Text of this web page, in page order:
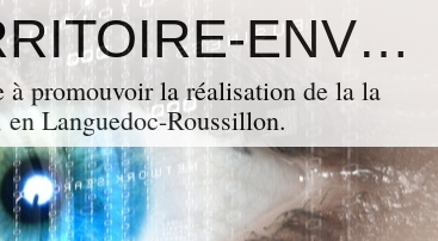
Le blog de TGVSUD TERRITOIRE-ENVIRONNEMENT ASSOCIATION
promouvoir la réalisation de la la
Languedoc-Roussillon.